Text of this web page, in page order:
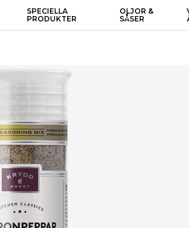
SPECIELLA
PRODUKTER
OLJOR &
SÅSER